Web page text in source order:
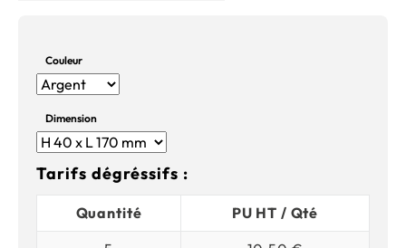
Couleur
Dimension
Tarifs dégréssifs :
Quantité
PU HT / Qté